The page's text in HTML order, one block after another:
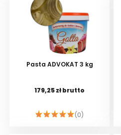
Pasta ADVOKAT 3 kg
179,25 zł brutto
(0)